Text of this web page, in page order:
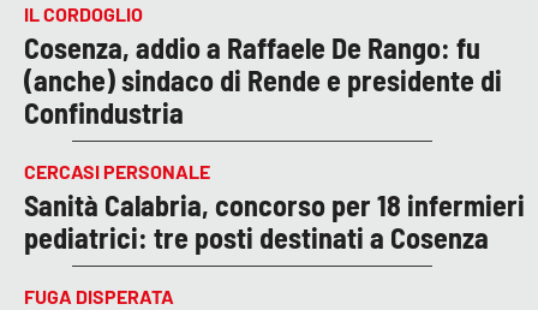
IL CORDOGLIO
Cosenza, addio a Raffaele De Rango: fu
(anche) sindaco di Rende e presidente di
Confindustria
CERCASI PERSONALE
Sanità Calabria, concorso per 18 infermieri
pediatrici: tre posti destinati a Cosenza
FUGA DISPERATA